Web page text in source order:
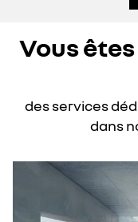
Vous
des services
dans